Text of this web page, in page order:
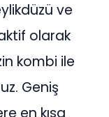
ve
olarak
kombi ile
Geniş